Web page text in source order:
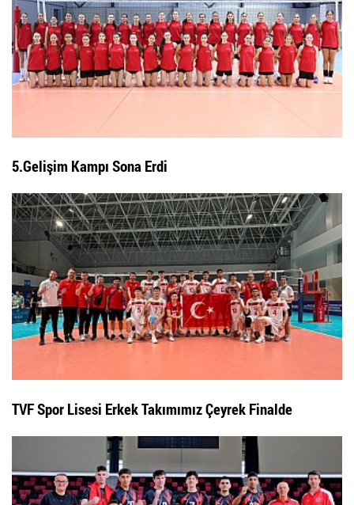
5.Gelişim Kampı Sona Erdi
TVF Spor Lisesi Erkek Takımımız Çeyrek Finalde